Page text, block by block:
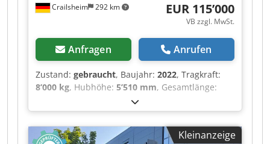
235 bar ・Motoröl 11.20 l ・Hydrauliköl 115 l ・
Fassungsvermögen des Kraftstofftanks 63 l ・
Geräuschpegel im Fahrerstand (LpA) 76 dB ・
Umgebungsgeräusch (LwA) 104 dB ・
Schwingungsbelastung Hand/Arm < 2.50 m/s² ・
Lenkräder (vorne / hinten) 2 / 2 ・Antriebsräder
(vorne / hinten) 2 / 2 ・Sicherheit / Sicherheit
Zulassung der Kabine Standard EN 15000 /
Kabine ROPS - FOPS Stufe 1 ・Steuerungen JSM
Crailsheim 292 km EUR 115’000
VB zzgl. MwSt.
Anfragen Anrufen
Zustand: gebraucht, Baujahr: 2022, Tragkraft:
8’000 kg, Hubhöhe: 5’510 mm, Gesamtlänge:
, · Doppelpedalsteuerung für Vorwärts-
und Rückwärtsfahrt · hydrostatisches Bremsen ·
Joysticks in Armlehne integriert · Blendfreies
Display mit Anzeigen für u.a. Tankinhalt, Uhrzeit,
Kleinanzeige